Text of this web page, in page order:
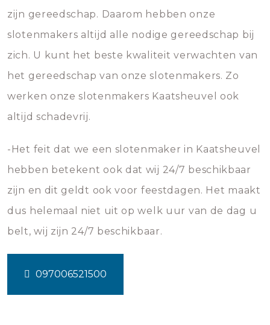
zijn gereedschap. Daarom hebben onze
slotenmakers altijd alle nodige gereedschap bij
zich. U kunt het beste kwaliteit verwachten van
het gereedschap van onze slotenmakers. Zo
werken onze slotenmakers Kaatsheuvel ook
altijd schadevrij.
-Het feit dat we een slotenmaker in Kaatsheuvel
hebben betekent ook dat wij 24/7 beschikbaar
zijn en dit geldt ook voor feestdagen. Het maakt
dus helemaal niet uit op welk uur van de dag u
belt, wij zijn 24/7 beschikbaar.
097006521500